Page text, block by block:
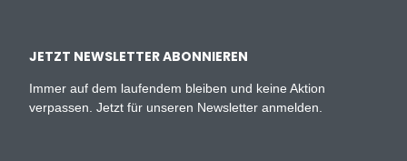
JETZT NEWSLETTER ABONNIEREN
Immer auf dem laufendem bleiben und keine Aktion
verpassen. Jetzt für unseren Newsletter anmelden.